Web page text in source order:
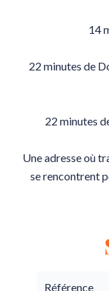
14
22 minutes de
22 minutes
Une adresse où
se rencontrent
Référence